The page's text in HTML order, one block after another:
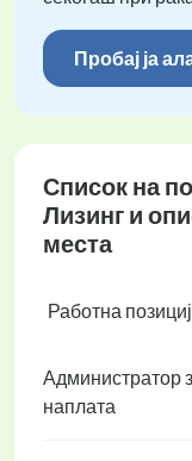
Пробај ја
Список на
Лизинг и
места
Работна
Администратор
наплата